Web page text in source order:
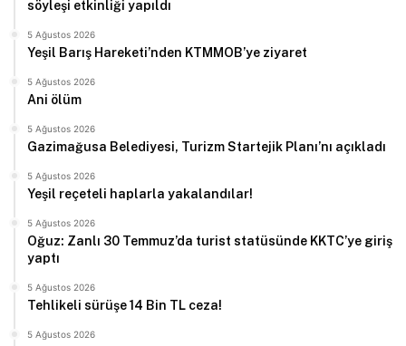
söyleşi etkinliği yapıldı
5 Ağustos 2026
Yeşil Barış Hareketi’nden KTMMOB’ye ziyaret
5 Ağustos 2026
Ani ölüm
5 Ağustos 2026
Gazimağusa Belediyesi, Turizm Startejik Planı’nı açıkladı
5 Ağustos 2026
Yeşil reçeteli haplarla yakalandılar!
5 Ağustos 2026
Oğuz: Zanlı 30 Temmuz’da turist statüsünde KKTC’ye giriş
yaptı
5 Ağustos 2026
Tehlikeli sürüşe 14 Bin TL ceza!
5 Ağustos 2026